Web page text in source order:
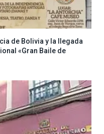
de Bolivia y la llegada
«Gran Baile de